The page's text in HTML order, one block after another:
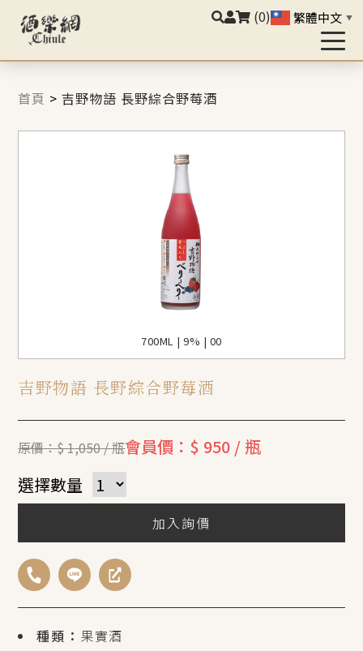
(0) 繁體中文 ▼
首頁 >吉野物語 長野綜合野莓酒
700ML | 9% | 00
吉野物語 長野綜合野莓酒
種類： 果實酒
原價：$ 1,050 / 瓶會員價：$ 950 / 瓶
選擇數量
加入詢價